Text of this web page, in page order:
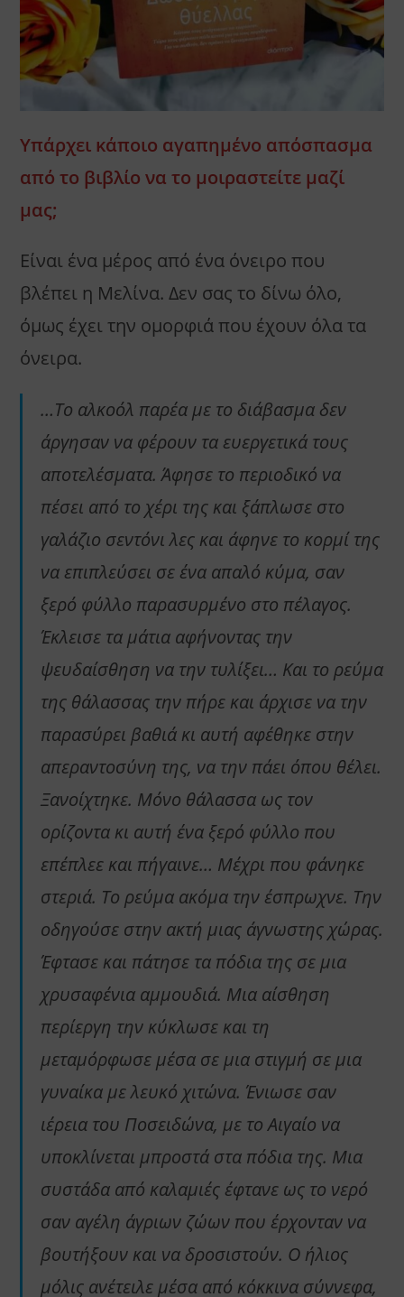
Υπάρχει κάποιο αγαπημένο απόσπασμα
από το βιβλίο να το μοιραστείτε μαζί
μας;
Είναι ένα μέρος από ένα όνειρο που
βλέπει η Μελίνα. Δεν σας το δίνω όλο,
όμως έχει την ομορφιά που έχουν όλα τα
όνειρα.
…Το αλκοόλ παρέα με το διάβασμα δεν
άργησαν να φέρουν τα ευεργετικά τους
αποτελέσματα. Άφησε το περιοδικό να
πέσει από το χέρι της και ξάπλωσε στο
γαλάζιο σεντόνι λες και άφηνε το κορμί της
να επιπλεύσει σε ένα απαλό κύμα, σαν
ξερό φύλλο παρασυρμένο στο πέλαγος.
Έκλεισε τα μάτια αφήνοντας την
ψευδαίσθηση να την τυλίξει… Και το ρεύμα
της θάλασσας την πήρε και άρχισε να την
παρασύρει βαθιά κι αυτή αφέθηκε στην
απεραντοσύνη της, να την πάει όπου θέλει.
Ξανοίχτηκε. Μόνο θάλασσα ως τον
ορίζοντα κι αυτή ένα ξερό φύλλο που
επέπλεε και πήγαινε… Μέχρι που φάνηκε
στεριά. Το ρεύμα ακόμα την έσπρωχνε. Την
οδηγούσε στην ακτή μιας άγνωστης χώρας.
Έφτασε και πάτησε τα πόδια της σε μια
χρυσαφένια αμμουδιά. Μια αίσθηση
περίεργη την κύκλωσε και τη
μεταμόρφωσε μέσα σε μια στιγμή σε μια
γυναίκα με λευκό χιτώνα. Ένιωσε σαν
ιέρεια του Ποσειδώνα, με το Αιγαίο να
υποκλίνεται μπροστά στα πόδια της. Μια
συστάδα από καλαμιές έφτανε ως το νερό
σαν αγέλη άγριων ζώων που έρχονταν να
βουτήξουν και να δροσιστούν. Ο ήλιος
μόλις ανέτειλε μέσα από κόκκινα σύννεφα,